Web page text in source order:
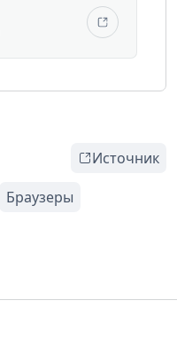
Источник